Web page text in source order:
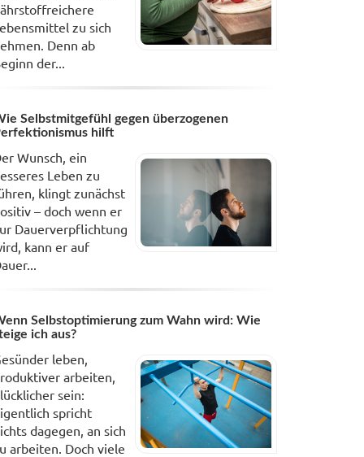
zu sich
Denn ab
der...
Selbstmitgefühl gegen überzogenen
hilft
Wunsch, ein
Leben zu
klingt zunächst
– doch wenn er
Dauerverpflichtung
kann er auf
Selbstoptimierung zum Wahn wird: Wie
ich aus?
leben,
arbeiten,
sein:
spricht
dagegen, an sich
arbeiten. Doch viele